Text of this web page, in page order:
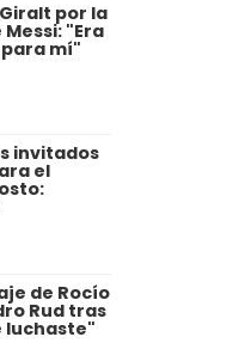
por la
"Era
mí"
invitados
el
de Rocío
Rud tras
luchaste"